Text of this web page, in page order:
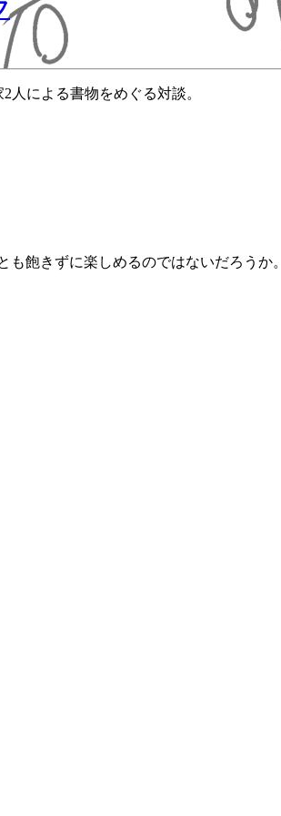
による書物をめぐる対談。
飽きずに楽しめるのではないだろうか。